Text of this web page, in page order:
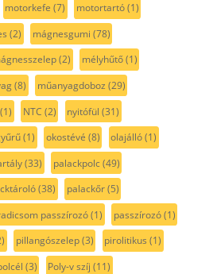
motorkefe (7) motortartó(1)
(2) mágnesgumi (78)
(2) mélyhűtő(1)
(8) műanyagdoboz (29)
(1) NTC (2) nyitófül (31)
(1) okostévé (8) olajálló(1)
(33) palackpolc(49)
(38) palackőr(5)
passzírozó(1) passzírozó(1)
pillangószelep(3) pirolitikus (1)
(3) Poly-v szíj (11)